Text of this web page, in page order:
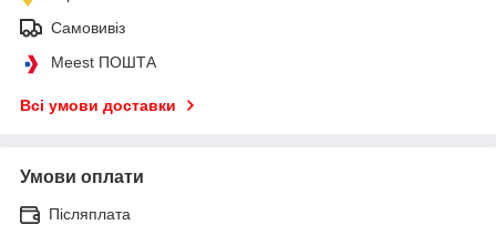
Самовивіз
Meest ПОШТА
Всі умови доставки
Умови оплати
Післяплата